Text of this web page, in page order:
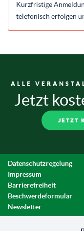
Kurzfristige
telefonisch erfolgen
ALLE
Jetzt
JETZT
Datenschutzregelung
Impressum
Barrierefreiheit
Beschwerdeformular
Newsletter